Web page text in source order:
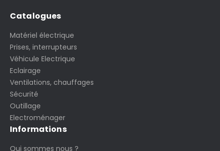
Catalogues
Matériel électrique
Prises, interrupteurs
Véhicule Electrique
Eclairage
Ventilations, chauffages
Sécurité
Outillage
Electroménager
Informations
Qui sommes nous ?